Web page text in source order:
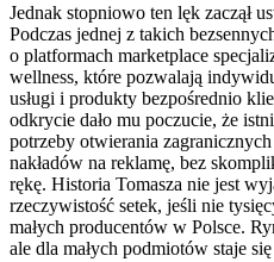
Jednak stopniowo ten lęk zaczął
Podczas jednej z takich
o platformach marketplace
wellness, które pozwalają
usługi i produkty bezpośrednio
odkrycie dało mu poczucie, że
potrzeby otwierania
nakładów na reklamę, bez
rękę. Historia Tomasza nie jest
rzeczywistość setek, jeśli nie
małych producentów w Polsce.
ale dla małych podmiotów staje